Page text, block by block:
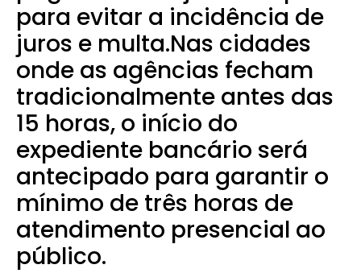
para evitar a incidência de
juros e multa.Nas cidades
onde as agências fecham
tradicionalmente antes das
15 horas, o início do
expediente bancário será
antecipado para garantir o
mínimo de três horas de
atendimento presencial ao
público.